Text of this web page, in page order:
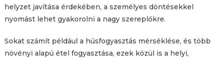
helyzet javítása érdekében, a személyes döntésekkel
nyomást lehet gyakorolni a nagy szereplőkre.
Sokat számít például a húsfogyasztás mérséklése, és több
növényi alapú étel fogyasztása, ezek közül is a helyi,